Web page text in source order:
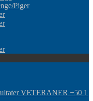
Piger
VETERANER +50 1